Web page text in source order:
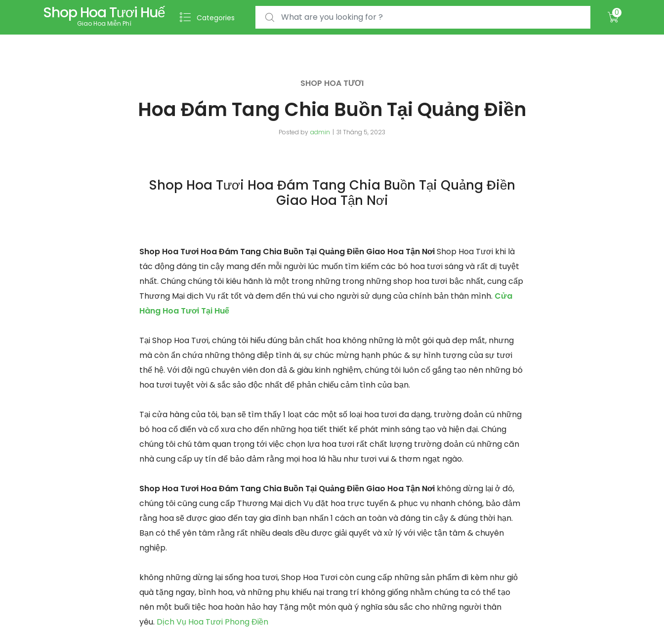
Shop Hoa Tươi Huế
Giao Hoa Miễn Phí
Categories
Search for: 0
SHOP HOA TƯƠI
Hoa Đám Tang Chia Buồn Tại Quảng Điền
Posted by admin 31 Tháng 5, 2023
Shop Hoa Tươi Hoa Đám Tang Chia Buồn Tại Quảng Điền
Giao Hoa Tận Nơi
Shop Hoa Tươi Hoa Đám Tang Chia Buồn Tại Quảng Điền Giao Hoa Tận NơiShop Hoa Tươi khi là
tác động đáng tin cậy mang đến mỗi người lúc muốn tìm kiếm các bó hoa tươi sáng và rất dị tuyệt
nhất. Chúng chúng tôi kiêu hãnh là một trong những trong những shop hoa tươi bậc nhất, cung cấp
Thương Mại dịch Vụ rất tốt và đem đến thú vui cho người sử dụng của chính bản thân mình. Cửa
Hàng Hoa Tươi Tại Huế
Tại Shop Hoa Tươi, chúng tôi hiểu đúng bản chất hoa không những là một gói quà đẹp mắt, nhưng
mà còn ẩn chứa những thông điệp tình ái, sự chúc mừng hạnh phúc & sự hình tượng của sự tươi
thế hệ. Với đội ngũ chuyên viên đon đả & giàu kinh nghiệm, chúng tôi luôn cố gắng tạo nên những bó
hoa tươi tuyệt vời & sắc sảo độc nhất để phản chiếu cảm tình của bạn.
Tại cửa hàng của tôi, bạn sẽ tìm thấy 1 loạt các một số loại hoa tươi đa dạng, trường đoản cú những
bó hoa cổ điển và cổ xưa cho đến những họa tiết thiết kế phát minh sáng tạo và hiện đại. Chúng
chúng tôi chú tâm quan trọng tới việc chọn lựa hoa tươi rất chất lượng trường đoản cú những căn
nhà cung cấp uy tín để bảo đảm rằng mọi hoa lá hầu như tươi vui & thơm ngạt ngào.
Shop Hoa Tươi Hoa Đám Tang Chia Buồn Tại Quảng Điền Giao Hoa Tận Nơi không dừng lại ở đó,
chúng tôi cũng cung cấp Thương Mại dịch Vụ đặt hoa trực tuyến & phục vụ nhanh chóng, bảo đảm
rằng hoa sẽ được giao đến tay gia đình bạn nhấn 1 cách an toàn và đáng tin cậy & đúng thời hạn.
Bạn có thể yên tâm rằng rất nhiều deals đều được giải quyết và xử lý với việc tận tâm & chuyên
nghiệp.
không những dừng lại sống hoa tươi, Shop Hoa Tươi còn cung cấp những sản phẩm đi kèm như giỏ
quà tặng ngay, bình hoa, và những phụ khiếu nại trang trí không giống nhằm chúng ta có thể tạo
nên một buổi tiệc hoa hoàn hảo hay Tặng một món quà ý nghĩa sâu sắc cho những người thân
yêu. Dịch Vụ Hoa Tươi Phong Điền